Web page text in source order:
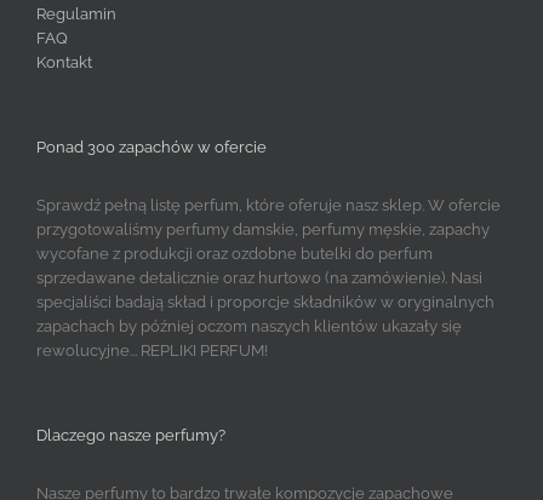
Regulamin
FAQ
Kontakt
Ponad 300 zapachów w ofercie
Sprawdź pełną listę perfum, które oferuje nasz sklep. W ofercie
przygotowaliśmy perfumy damskie, perfumy męskie, zapachy
wycofane z produkcji oraz ozdobne butelki do perfum
sprzedawane detalicznie oraz hurtowo (na zamówienie). Nasi
specjaliści badają skład i proporcje składników w oryginalnych
zapachach by później oczom naszych klientów ukazały się
rewolucyjne... REPLIKI PERFUM!
Dlaczego nasze perfumy?
Nasze perfumy to bardzo trwałe kompozycje zapachowe